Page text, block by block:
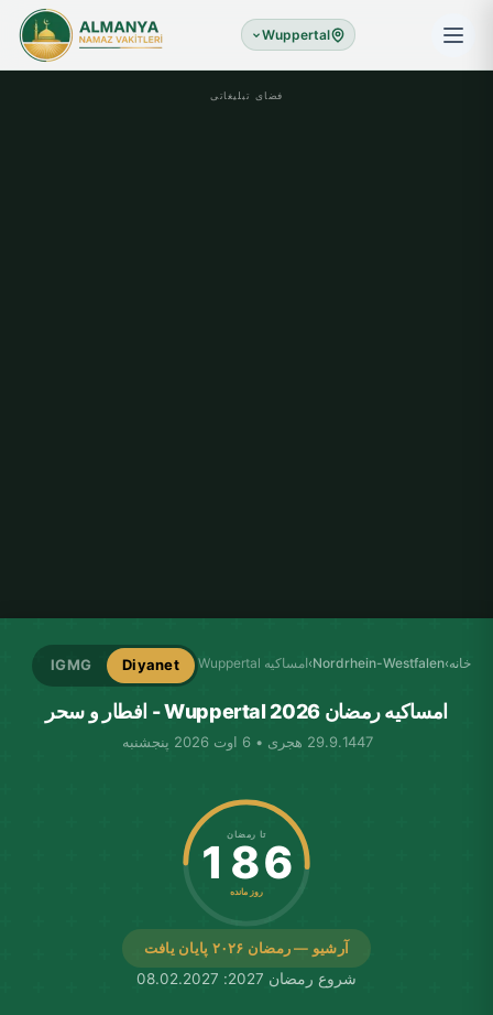
Wuppertal
فضای تبلیغاتی
خانه›
Nordrhein-Westfalen
›امساکیه Wuppertal Diyanet
IGMG
امساکیه رمضان Wuppertal 2026 - افطار و سحر
29.9.1447 هجری • 6 اوت 2026 پنجشنبه
آرشیو — رمضان ۲۰۲۶ پایان یافت
تا رمضان
186
روز مانده
شروع رمضان 2027: 08.02.2027